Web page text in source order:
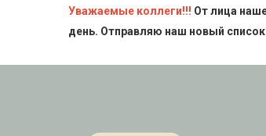
Уважаемые коллеги!!! От лица
день. Отправляю наш новый